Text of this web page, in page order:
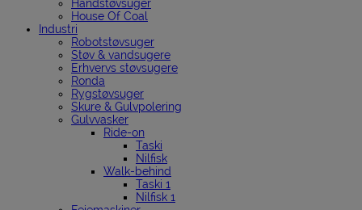
Håndstøvsuger
House Of Coal
Industri
Robotstøvsuger
Støv & vandsugere
Erhvervs støvsugere
Ronda
Rygstøvsuger
Skure & Gulvpolering
Gulvvasker
Ride-on
Taski
Nilfisk
Walk-behind
Taski 1
Nilfisk 1